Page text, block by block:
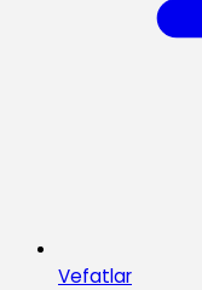
Vefatlar